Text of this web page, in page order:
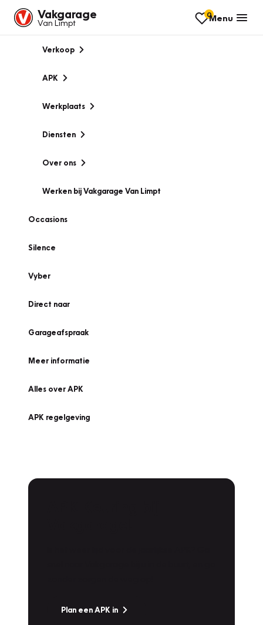
Vakgarage
Van Limpt
0Menu
Verkoop
APK
Werkplaats
Diensten
Over ons
Werken bij Vakgarage Van Limpt
Occasions
Silence
Vyber
Direct naar
Garageafspraak
Meer informatie
Alles over APK
APK regelgeving
Plan een APK in